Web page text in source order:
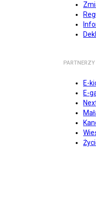
PARTNERZY
E-
E-